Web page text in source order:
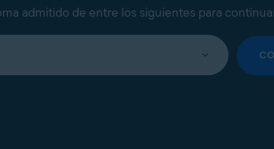
admitido de entre los siguientes para